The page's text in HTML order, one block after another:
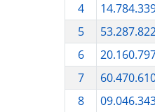
4
5
6
7
8